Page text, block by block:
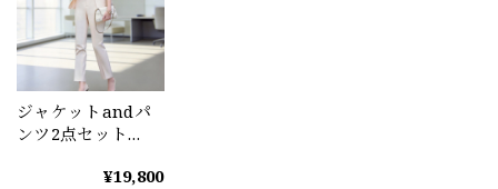
ジャケットandパ
ンツ2点セット
¥19,800